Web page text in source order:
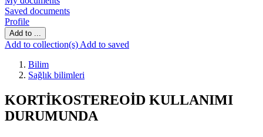
Saved documents
Profile
Add to ...
Add to collection(s) Add to saved
Bilim
Sağlık bilimleri
KORTİKOSTEREOİD KULLANIMI
DURUMUNDA